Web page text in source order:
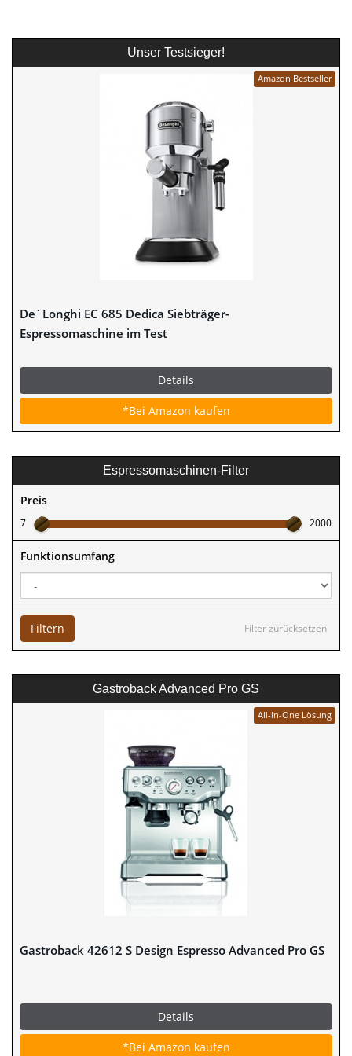
Unser Testsieger!
Amazon Bestseller
De´Longhi EC 685 Dedica Siebträger-
Espressomaschine im Test
Details
*Bei Amazon kaufen
Espressomaschinen-Filter
Preis
7 2000
Funktionsumfang
Filter zurücksetzen
Filtern
Gastroback Advanced Pro GS
All-in-One Lösung
Gastroback 42612 S Design Espresso Advanced Pro GS
Details
*Bei Amazon kaufen